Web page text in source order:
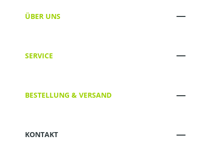
ÜBER UNS
SERVICE
BESTELLUNG & VERSAND
KONTAKT